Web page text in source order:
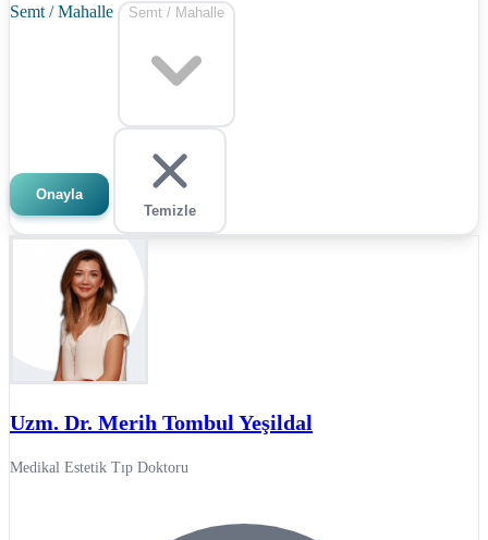
Semt / Mahalle Semt / Mahalle
Onayla
Temizle
Uzm. Dr. Merih Tombul Yeşildal
Medikal Estetik Tıp Doktoru